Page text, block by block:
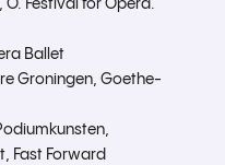
O. Festival for Opera.
Ballet
Groningen, Goethe-
Fast Forward